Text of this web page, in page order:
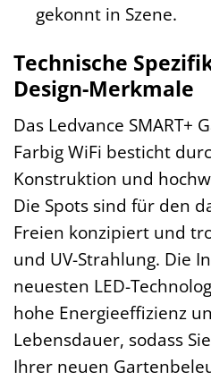
gekonnt in Szene.
Technische
Design-Merkmale
Das Ledvance SMART+
Farbig WiFi besticht
Konstruktion und
Die Spots sind für den
Freien konzipiert und
und UV-Strahlung. Die
neuesten LED-
hohe Energieeffizienz
Lebensdauer, sodass
Ihrer neuen